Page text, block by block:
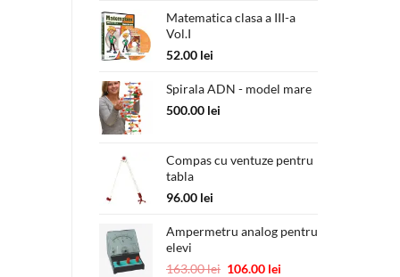
fost:
650.00 lei.
Matematica clasa a III-a
Vol.I
52.00 lei
Spirala ADN - model mare
500.00 lei
Compas cu ventuze pentru
tabla
96.00 lei
Ampermetru analog pentru
elevi
163.00lei Prețul
106.00 lei